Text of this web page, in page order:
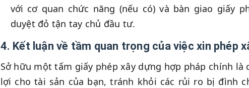
với cơ quan chức năng (nếu có) và bàn giao giấy
duyệt đỏ tận tay chủ đầu tư.
4. Kết luận về tầm quan trọng của việc xin phép
Sở hữu một tấm giấy phép xây dựng hợp pháp chính là
lợi cho tài sản của bạn, tránh khỏi các rủi ro bị đình